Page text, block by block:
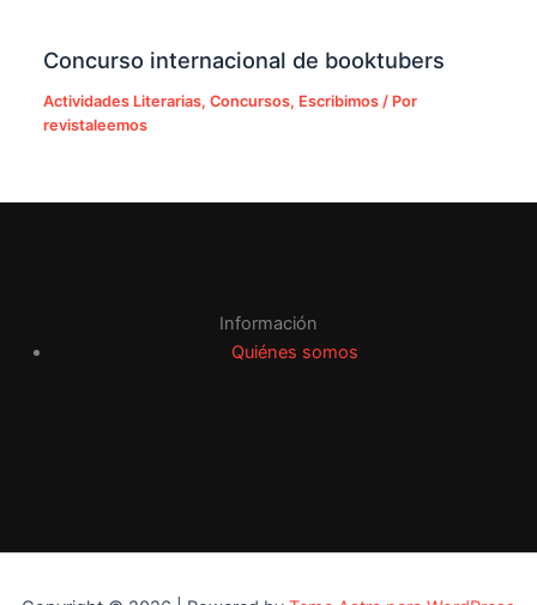
Concurso internacional de booktubers
Actividades Literarias,Concursos, Escribimos / Por
revistaleemos
Información
Quiénes somos